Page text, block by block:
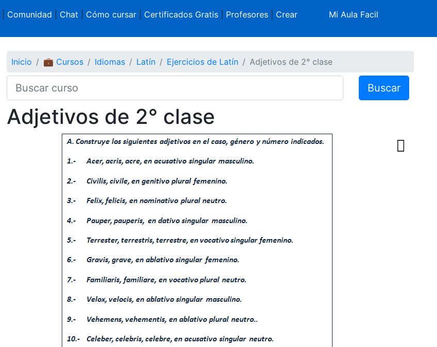
Comunidad Chat Cómo cursar| Certificados Gratis| Profesores| Crear
Mi Aula Facil
Inicio 💼 Cursos Idiomas Latín Ejercicios de Latín Adjetivos de 2° clase
Buscar
Adjetivos de 2° clase